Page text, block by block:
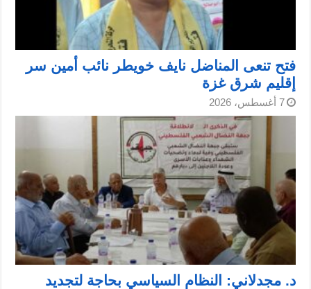
فتح تنعى المناضل نايف خويطر نائب أمين سر
إقليم شرق غزة
7 أغسطس، 2026
د. مجدلاني: النظام السياسي بحاجة لتجديد